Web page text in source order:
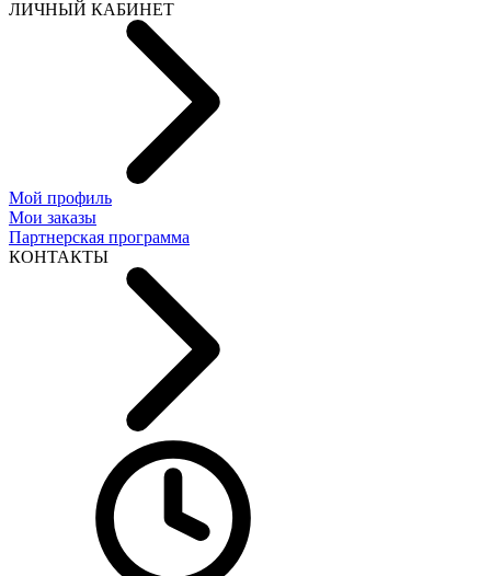
ЛИЧНЫЙ КАБИНЕТ
Мой профиль
Мои заказы
Партнерская программа
КОНТАКТЫ